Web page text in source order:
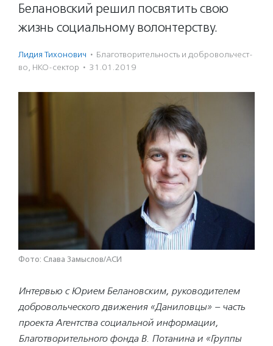
Белановский решил посвятить свою
жизнь социальному волонтерству.
Лидия Тихонович · Благотвори­тель­ность и доброволь­чест­
во, НКО-сектор · 31.01.2019
Фото: Слава Замыслов/АСИ
Интервью с Юрием Белановским, руководителем
добровольческого движения «Даниловцы» – часть
проекта Агентства социальной информации,
Благотворительного фонда В. Потанина и «Группы